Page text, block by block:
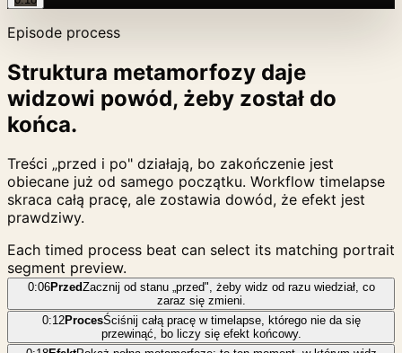
Episode process
Struktura metamorfozy daje
widzowi powód, żeby został do
końca.
Treści „przed i po" działają, bo zakończenie jest
obiecane już od samego początku. Workflow timelapse
skraca całą pracę, ale zostawia dowód, że efekt jest
prawdziwy.
Each timed process beat can select its matching portrait
segment preview.
0:06PrzedZacznij od stanu „przed", żeby widz od razu wiedział, co
zaraz się zmieni.
0:12ProcesŚciśnij całą pracę w timelapse, którego nie da się
przewinąć, bo liczy się efekt końcowy.